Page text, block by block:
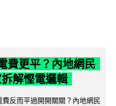
費更平？內地網民
解慳電邏輯
反而平過開開關關？內地網民